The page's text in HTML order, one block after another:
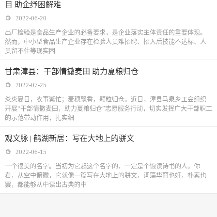
目 助企纾困解难
2022-06-20
出厂检验是食品生产企业的必备要求，是企业落实主体责任的重要体现。
然而，中小型食品生产企业存在检验人员难招聘、招入后技能不达标、人
员留不住等现实困
甘肃漳县：干部情撒麦田 助力夏粮归仓
2022-07-25
炎炎夏日，农事繁忙；麦穗飘香，颗粒归仓。近日，漳县马泉乡工会组织
开展“干部情撒麦田，助力夏粮归仓”志愿服务行动，切实发挥广大干部职工
的示范带动作用，扎实细
观文脉 | 鹤湖新居：写在大地上的骈文
2022-06-15
一个很美的名字。当初为它起这个名字的，一定是个饱读诗书的人。你
看，从空中俯瞰，它就像一篇写在大地上的骈文，词藻华丽也好，朴素也
罢，都能够从中读出古典的中